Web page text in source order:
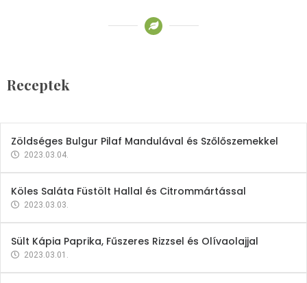
Receptek
2023.03.06.
Zöldséges Bulgur Pilaf Mandulával és Szőlőszemekkel
2023.03.04.
Köles Saláta Füstölt Hallal és Citrommártással
2023.03.03.
Sült Kápia Paprika, Fűszeres Rizzsel és Olívaolajjal
2023.03.01.